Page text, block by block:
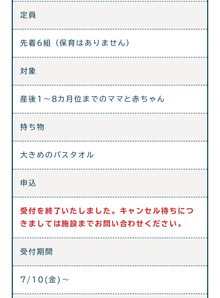
定員
先着6組（保育はありません）
対象
産後1～8カ月位までのママと赤ちゃん
持ち物
大きめのバスタオル
申込
受付を終了いたしました。キャンセル待ちにつ
きましては施設までお問い合わせください。
受付期間
7/10(金)～